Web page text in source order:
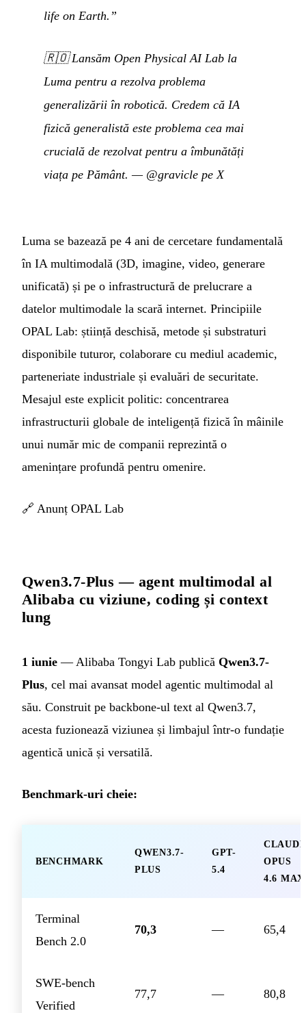
life on Earth.”
🇷🇴Lansăm Open Physical AI Lab la
Luma pentru a rezolva problema
generalizării în robotică. Credem că IA
fizică generalistă este problema cea mai
crucială de rezolvat pentru a îmbunătăți
viața pe Pământ. — @gravicle pe X
Luma se bazează pe 4 ani de cercetare fundamentală
în IA multimodală (3D, imagine, video, generare
unificată) și pe o infrastructură de prelucrare a
datelor multimodale la scară internet. Principiile
OPAL Lab: știință deschisă, metode și substraturi
disponibile tuturor, colaborare cu mediul academic,
parteneriate industriale și evaluări de securitate.
Mesajul este explicit politic: concentrarea
infrastructurii globale de inteligență fizică în mâinile
unui număr mic de companii reprezintă o
amenințare profundă pentru omenire.
🔗 Anunț OPAL Lab
Qwen3.7-Plus — agent multimodal al
Alibaba cu viziune, coding și context
lung
1 iunie — Alibaba Tongyi Lab publică Qwen3.7-
Plus, cel mai avansat model agentic multimodal al
său. Construit pe backbone-ul text al Qwen3.7,
acesta fuzionează viziunea și limbajul într-o fundație
agentică unică și versatilă.
Benchmark-uri cheie:
BENCHMARK
QWEN3.7-
PLUS
GPT-
5.4
CLAUDE
OPUS
4.6 MAX
Terminal
Bench 2.0
70,3 — 65,4
SWE-bench
Verified
77,7 — 80,8